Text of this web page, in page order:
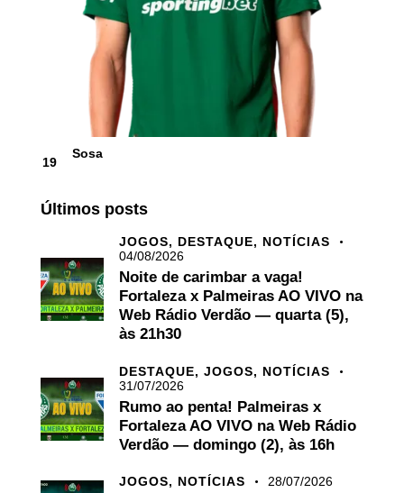
19
Sosa
Últimos posts
JOGOS, DESTAQUE, NOTÍCIAS
04/08/2026
Noite de carimbar a vaga!
Fortaleza x Palmeiras AO VIVO na
Web Rádio Verdão — quarta (5),
às 21h30
DESTAQUE, JOGOS, NOTÍCIAS
31/07/2026
Rumo ao penta! Palmeiras x
Fortaleza AO VIVO na Web Rádio
Verdão — domingo (2), às 16h
JOGOS, NOTÍCIAS 28/07/2026